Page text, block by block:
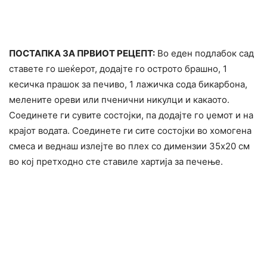
ПОСТАПКА ЗА ПРВИОТ РЕЦЕПТ: Во еден подлабок сад
ставете го шеќерот, додајте го острото брашно, 1
кесичка прашок за печиво, 1 лажичка сода бикарбона,
мелените ореви или пченични никулци и какаото.
Соединете ги сувите состојки, па додајте го џемот и на
крајот водата. Соединете ги сите состојки во хомогена
смеса и веднаш излејте во плех со димензии 35х20 см
во кој претходно сте ставиле хартија за печење.